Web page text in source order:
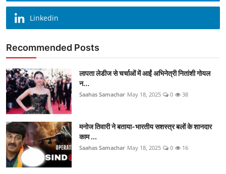
Linkedin
Recommended Posts
लापता लेडीज से चर्चाओं में आईं अभिनेत्री नितांशी गोयल
न...
Saahas Samachar May 18, 2025 0 38
मनोज तिवारी ने बताया-भारतीय सशस्त्र बलों के शानदार
काम ...
Saahas Samachar May 18, 2025 0 16